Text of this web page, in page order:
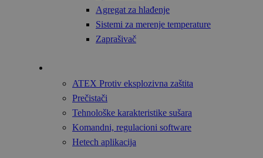
Agregat za hlađenje
Sistemi za merenje temperature
Zaprašivač
ATEX Protiv eksplozivna zaštita
Prečistači
Tehnološke karakteristike sušara
Komandni, regulacioni software
Hetech aplikacija